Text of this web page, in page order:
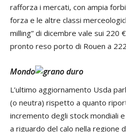
rafforza i mercati, con ampia
forza e le altre classi
milling” di dicembre vale sui 220
pronto reso porto di Rouen a
Mondo
L’ultimo aggiornamento Usda
(o neutra) rispetto a quanto
incremento degli stock mondiali
a riguardo del calo nella regione